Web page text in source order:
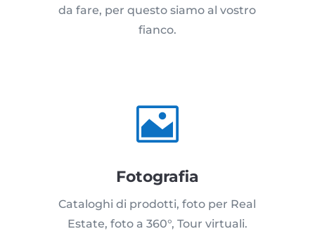
da fare, per questo siamo al vostro
fianco.

Fotografia
Cataloghi di prodotti, foto per Real
Estate, foto a 360°, Tour virtuali.